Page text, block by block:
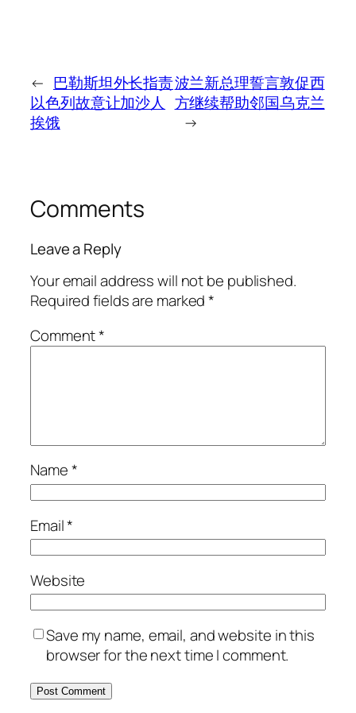
← 巴勒斯坦外长指责
以色列故意让加沙人
挨饿
波兰新总理誓言敦促西
方继续帮助邻国乌克兰
→
Comments
Leave a Reply
Your email address will not be published.
Required fields are marked*
Comment*
Name*
Email*
Website
Save my name, email, and website in this
browser for the next time I comment.